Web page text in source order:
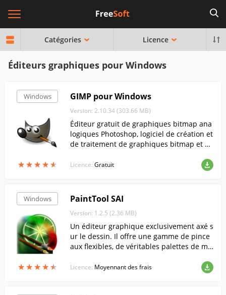
Catégories Licence
Éditeurs graphiques pour Windows
Windows
★★★★★
★★★★★
GIMP pour Windows
Version: 2.10.34 (303.66 MB)
Éditeur gratuit de graphiques bitmap ana
logiques Photoshop, logiciel de création et
de traitement de graphiques bitmap et pr
ctoriels.....
Licence: Gratuit
Windows
★★★★★
★★★★★
PaintTool SAI
Version: 1.2.5 (2.36 MB)
Un éditeur graphique exclusivement axé s
ur le dessin. Il offre une gamme de pince
aux flexibles, de véritables palettes de mé
uches et plus encore....
Licence: Moyennant des frais